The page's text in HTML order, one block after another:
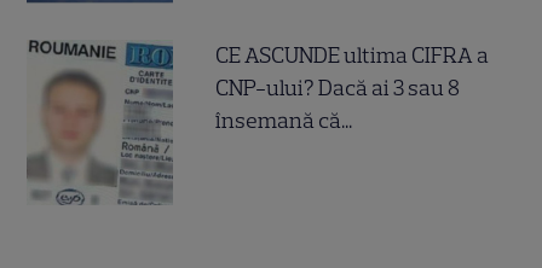
CE ASCUNDE ultima CIFRA a
CNP-ului? Dacă ai 3 sau 8
însemană că...